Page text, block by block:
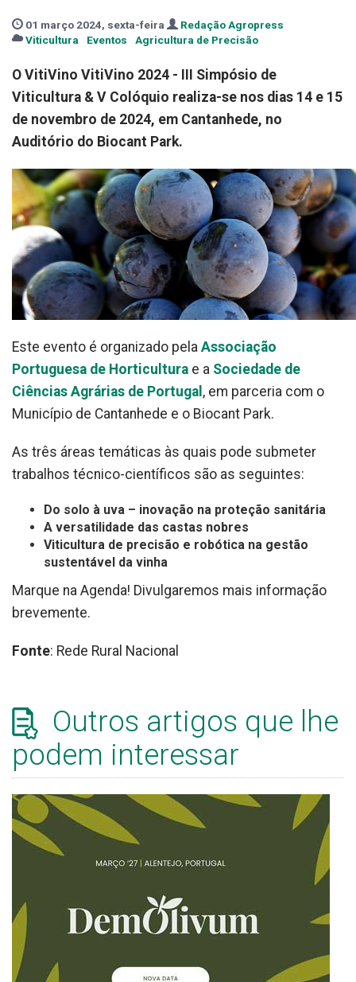
01 março 2024, sexta-feira
Redação Agropress
Viticultura
Eventos Agricultura de Precisão
O VitiVino VitiVino 2024 - III Simpósio de
Viticultura & V Colóquio realiza-se nos dias 14 e 15
de novembro de 2024, em Cantanhede, no
Auditório do Biocant Park.
Este evento é organizado pela Associação
Portuguesa de Horticultura e a Sociedade de
Ciências Agrárias de Portugal , em parceria com o
Município de Cantanhede e o Biocant Park.
As três áreas temáticas às quais pode submeter
trabalhos técnico-científicos são as seguintes:
Do solo à uva – inovação na proteção sanitária
A versatilidade das castas nobres
Viticultura de precisão e robótica na gestão
sustentável da vinha
Marque na Agenda! Divulgaremos mais informação
brevemente.
Fonte: Rede Rural Nacional
Outros artigos que lhe
podem interessar